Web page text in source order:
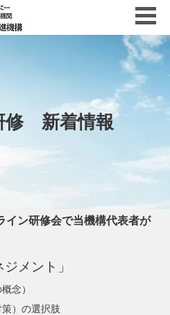
修 新着情報
イン研修会で当機構代表者が
メント」
念）
）の選択肢